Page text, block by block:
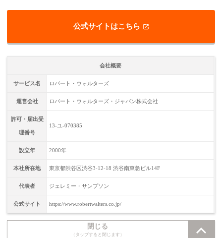
公式サイトはこちら
会社概要
サービス名 ロバート・ウォルターズ
運営会社 ロバート・ウォルターズ・ジャパン株式会社
許可・届出受
理番号
13-ユ-070385
設立年 2000年
本社所在地 東京都渋谷区渋谷3-12-18 渋谷南東急ビル14F
代表者 ジェレミー・サンプソン
公式サイト https://www.robertwalters.co.jp/
閉じる
（タップすると閉じます）